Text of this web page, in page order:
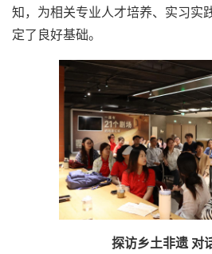
知，为相关专业人才培养、实习实
定了良好基础。
探访乡土非遗 对